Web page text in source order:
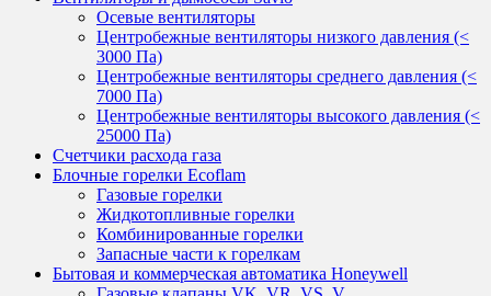
Осевые вентиляторы
Центробежные вентиляторы низкого давления (<
3000 Па)
Центробежные вентиляторы среднего давления (<
7000 Па)
Центробежные вентиляторы высокого давления (<
25000 Па)
Счетчики расхода газа
Блочные горелки Ecoflam
Газовые горелки
Жидкотопливные горелки
Комбинированные горелки
Запасные части к горелкам
Бытовая и коммерческая автоматика Honeywell